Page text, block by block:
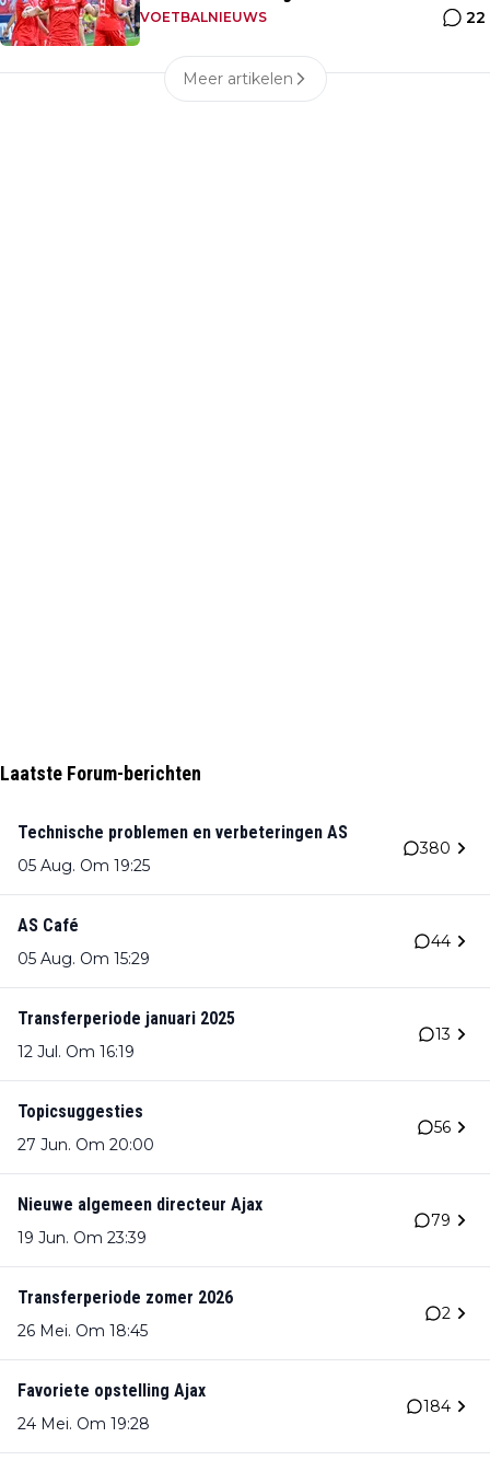
opponent
VOETBALNIEUWS 22
Meer artikelen
Laatste Forum-berichten
Technische problemen en verbeteringen AS
05 Aug. Om 19:25
380
AS Café
05 Aug. Om 15:29
44
Transferperiode januari 2025
12 Jul. Om 16:19
13
Topicsuggesties
27 Jun. Om 20:00
56
Nieuwe algemeen directeur Ajax
19 Jun. Om 23:39
79
Transferperiode zomer 2026
26 Mei. Om 18:45
2
Favoriete opstelling Ajax
24 Mei. Om 19:28
184